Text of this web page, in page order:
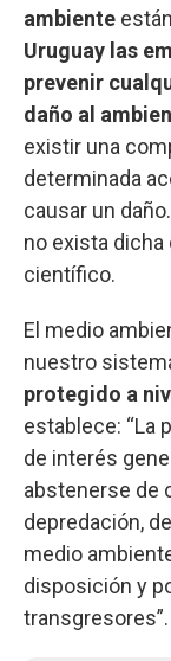
ambiente
Uruguay las
prevenir
daño al
existir una
determinada
causar un
no exista
científico.
El medio
nuestro
protegido a
establece: “La
de interés
abstenerse de
depredación,
medio
disposición y
transgresores”.